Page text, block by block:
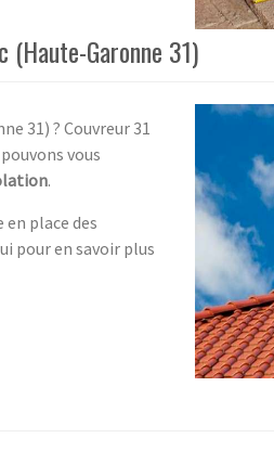
Garonne 31)
31) ? Couvreur 31
vous
.
place des
pour en savoir plus